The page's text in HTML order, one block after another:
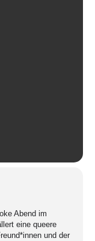
Abend im
eine queere
und der